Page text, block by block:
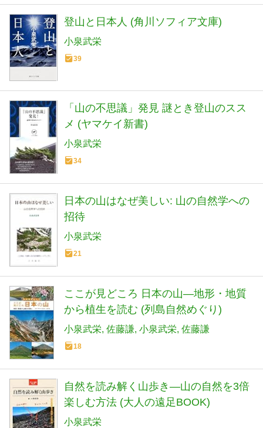
登山と日本人 (角川ソフィア文庫)
小泉武栄
39
「山の不思議」発見 謎とき登山のスス
メ (ヤマケイ新書)
小泉武栄
34
日本の山はなぜ美しい: 山の自然学への
招待
小泉武栄
21
ここが見どころ 日本の山―地形・地質
から植生を読む (列島自然めぐり)
小泉武栄 佐藤謙 小泉武栄 佐藤謙
18
自然を読み解く山歩き―山の自然を3倍
楽しむ方法 (大人の遠足BOOK)
小泉武栄